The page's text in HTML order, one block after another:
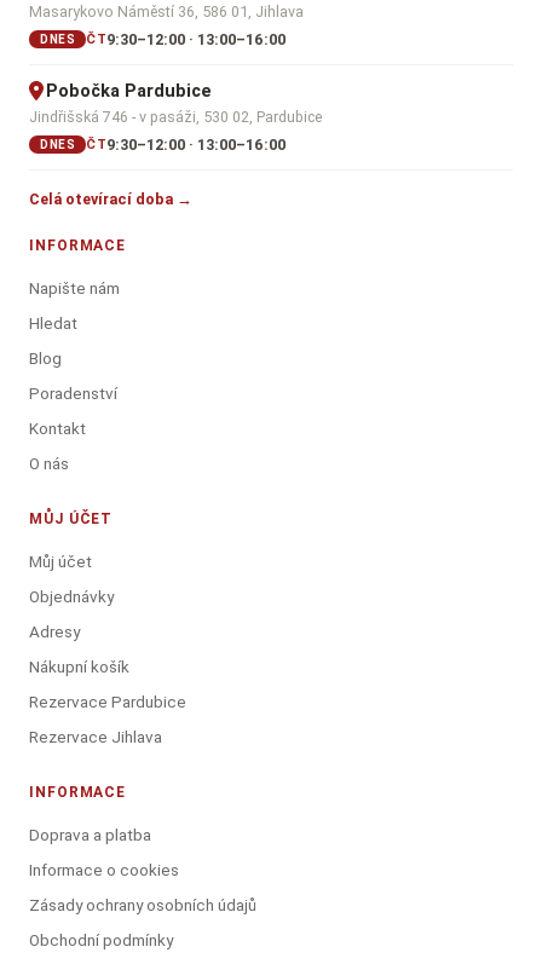
Masarykovo Náměstí 36, 586 01, Jihlava
DNES ČT9:30–12:00 · 13:00–16:00
Pobočka Pardubice
Jindřišská 746 - v pasáži, 530 02, Pardubice
DNES ČT9:30–12:00 · 13:00–16:00
Celá otevírací doba →
INFORMACE
Napište nám
Hledat
Blog
Poradenství
Kontakt
O nás
MŮJ ÚČET
Můj účet
Objednávky
Adresy
Nákupní košík
Rezervace Pardubice
Rezervace Jihlava
INFORMACE
Doprava a platba
Informace o cookies
Zásady ochrany osobních údajů
Obchodní podmínky